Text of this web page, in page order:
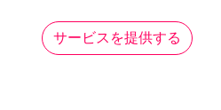
サービスを提供する